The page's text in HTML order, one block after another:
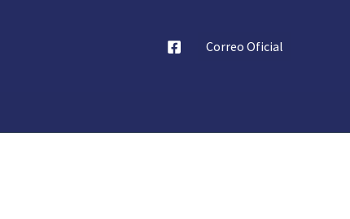
Correo Oficial